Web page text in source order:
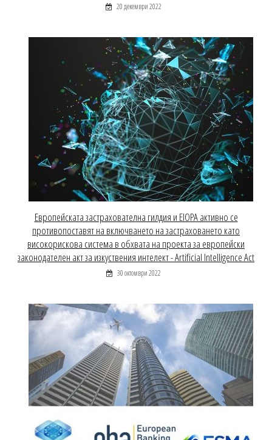
20 декември 2022
Европейската застрахователна гилдия и EIOPA активно се
противопоставят на включването на застраховането като
високорискова система в обхвата на проекта за европейски
законодателен акт за изкуствения интелект - Artificial Intelligence Act
30 октомври 2022